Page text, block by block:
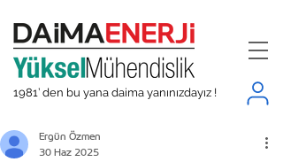
1981’ den bu yana daima yanınızdayız !
Ergün Özmen
30 Haz 2025